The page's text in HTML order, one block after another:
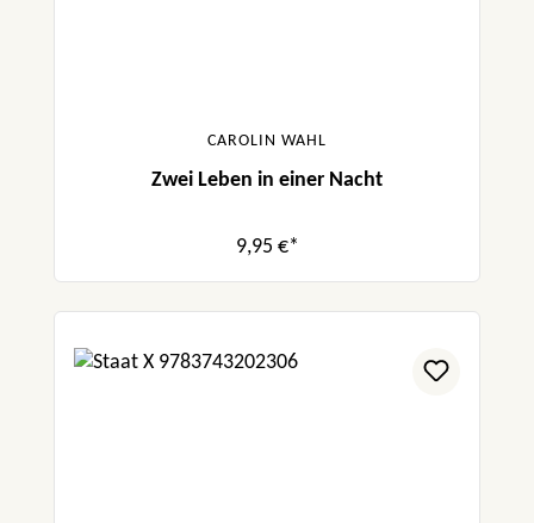
CAROLIN WAHL
Zwei Leben in einer Nacht
9,95 €*